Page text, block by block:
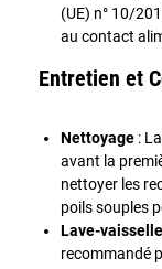
(UE) n° 10/
au contact
Entretien et
Nettoyage :
avant la
nettoyer les
poils souples
Lave-vaisselle
recommandé